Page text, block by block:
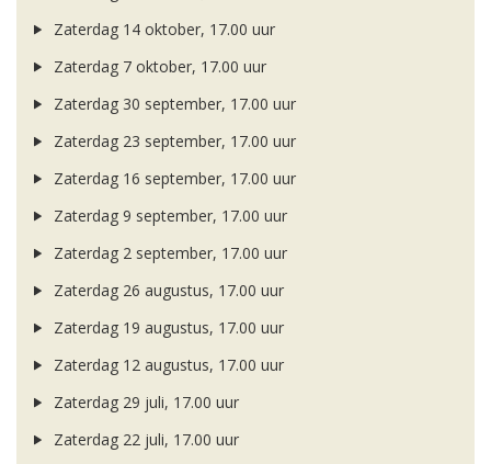
Zaterdag 14 oktober, 17.00 uur
Zaterdag 7 oktober, 17.00 uur
Zaterdag 30 september, 17.00 uur
Zaterdag 23 september, 17.00 uur
Zaterdag 16 september, 17.00 uur
Zaterdag 9 september, 17.00 uur
Zaterdag 2 september, 17.00 uur
Zaterdag 26 augustus, 17.00 uur
Zaterdag 19 augustus, 17.00 uur
Zaterdag 12 augustus, 17.00 uur
Zaterdag 29 juli, 17.00 uur
Zaterdag 22 juli, 17.00 uur